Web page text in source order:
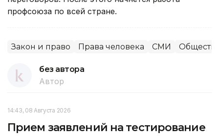
профсоюза по всей стране.
Закон и право Права человека СМИ
без автора
Автор
14:43, 08 Августа 2026
Прием заявлений на тестирование